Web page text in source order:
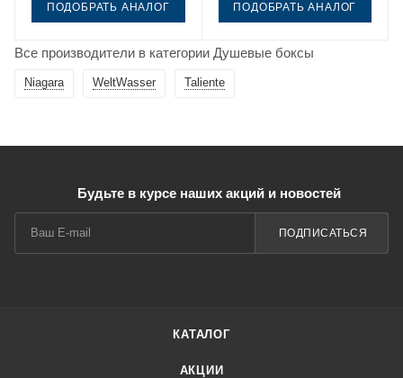
ПОДОБРАТЬ АНАЛОГ ПОДОБРАТЬ АНАЛОГ
Все производители в категории Душевые боксы
Niagara WeltWasser Taliente
Будьте в курсе наших акций и новостей
ПОДПИСАТЬСЯ
КАТАЛОГ
АКЦИИ